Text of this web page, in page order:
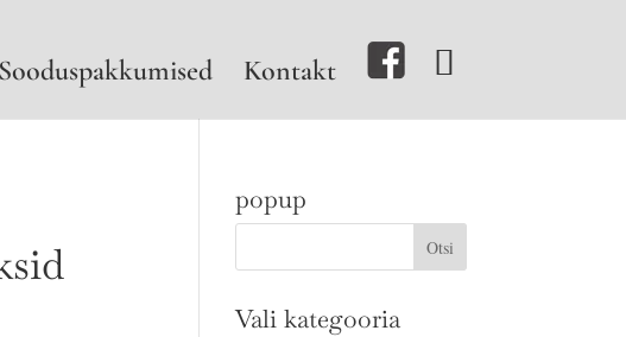
Sooduspakkumised Kontakt
popup
Vali kategooria